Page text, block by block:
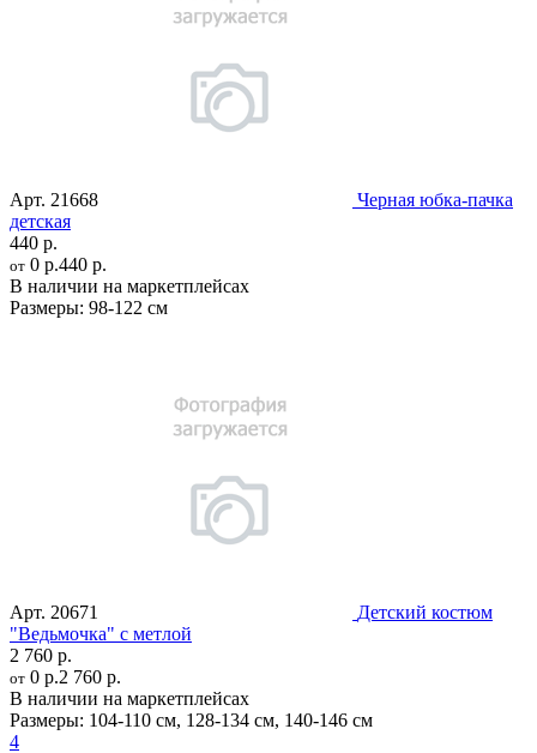
Арт. 21668
Черная юбка-пачка
детская
440 р.
от 0 р.440 р.
В наличии на маркетплейсах
Размеры: 98-122 см
Арт. 20671
Детский костюм
"Ведьмочка" с метлой
2 760 р.
от 0 р.2 760 р.
В наличии на маркетплейсах
Размеры: 104-110 см, 128-134 см, 140-146 см
4